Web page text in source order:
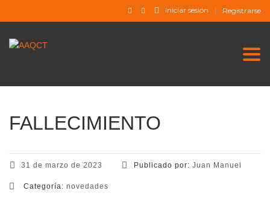
Iniciar sesión Registrarse
FALLECIMIENTO
31 de marzo de 2023 Publicado por: Juan Manuel
Categoría: novedades